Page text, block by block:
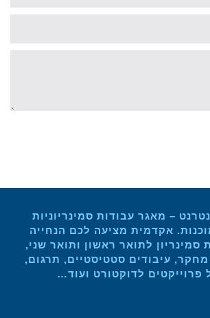
– מאגר עבודות סמינריוניות
אקדמית מציעה לכם הנחייה
סמינריון לתואר ראשון ותואר שני,
עיבודים סטטיסטיים, תרגום,
פרוייקטים לדוקטורט ועוד…